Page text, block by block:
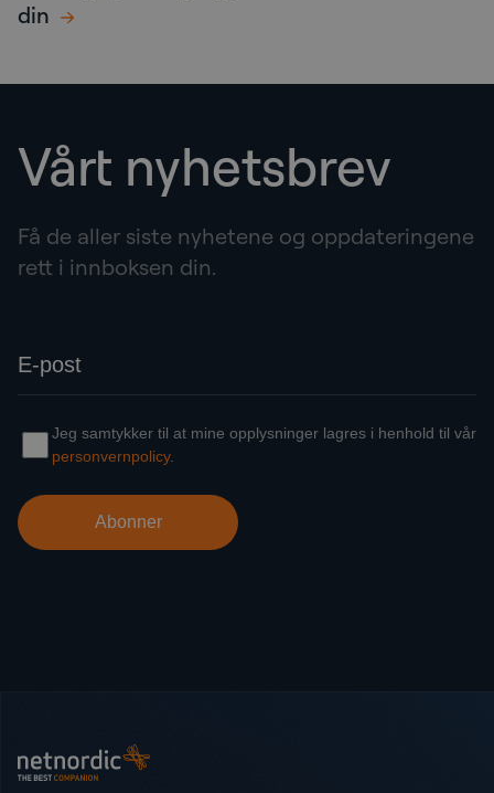
din
Vårt nyhetsbrev
Få de aller siste nyhetene og oppdateringene
rett i innboksen din.
NetNordic Norway